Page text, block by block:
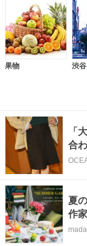
果物 渋谷
「
合
の
夏
作